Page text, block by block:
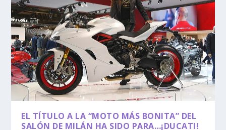
EL TÍTULO A LA “MOTO MÁS BONITA” DEL
SALÓN DE MILÁN HA SIDO PARA…¡DUCATI!